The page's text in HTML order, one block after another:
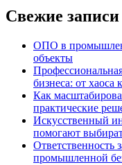
Свежие записи
ОПО в
объекты
бизнеса: от
Как
практические
Искусственный
помогают
Ответственность
промышленной